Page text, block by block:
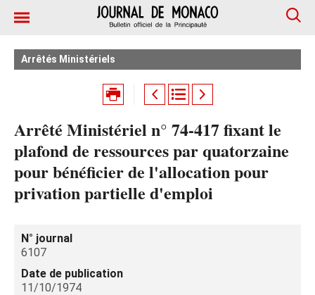
Arrêtés Ministériels
Arrêté Ministériel n° 74-417 fixant le
plafond de ressources par quatorzaine
pour bénéficier de l'allocation pour
privation partielle d'emploi
N° journal
6107
Date de publication
11/10/1974